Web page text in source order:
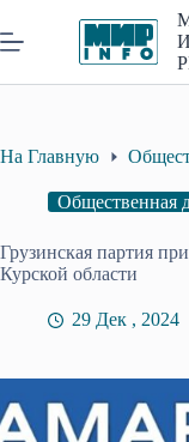
к
сути
На Главную
Общественная
Грузинская партия
Курской области
29 Дек , 2024